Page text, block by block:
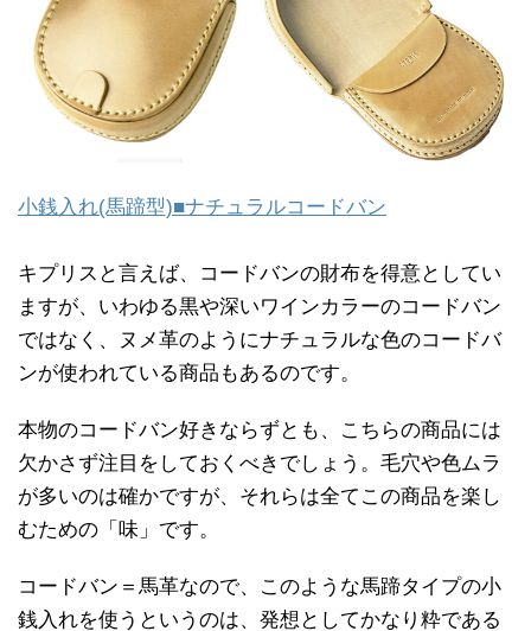
小銭入れ(馬蹄型)■ナチュラルコードバン
キプリスと言えば、コードバンの財布を得意としてい
ますが、いわゆる黒や深いワインカラーのコードバン
ではなく、ヌメ革のようにナチュラルな色のコードバ
ンが使われている商品もあるのです。
本物のコードバン好きならずとも、こちらの商品には
欠かさず注目をしておくべきでしょう。毛穴や色ムラ
が多いのは確かですが、それらは全てこの商品を楽し
むための「味」です。
コードバン＝馬革なので、このような馬蹄タイプの小
銭入れを使うというのは、発想としてかなり粋である